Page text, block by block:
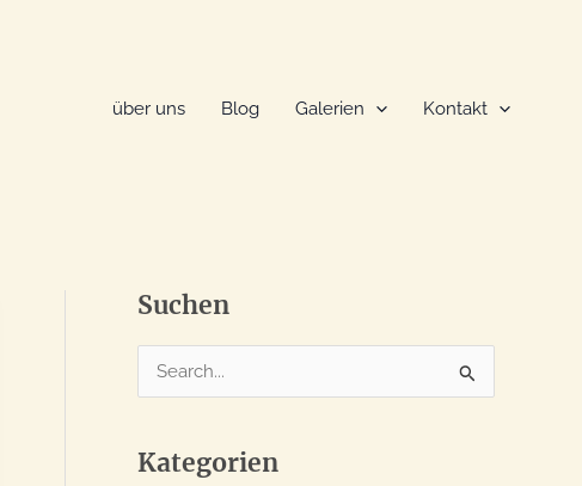
über uns
Blog Galerien Kontakt
Suchen
u
h
Kategorien